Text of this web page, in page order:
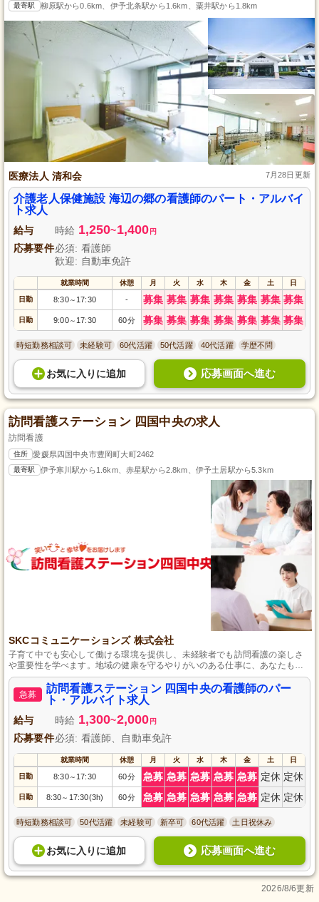
最寄駅 柳原駅から0.6km、伊予北条駅から1.6km、粟井駅から1.8km
医療法人 清和会 7月28日更新
介護老人保健施設 海辺の郷の看護師のパート・アルバイ
ト求人
給与 時給 1,250~1,400 円
応募要件必須: 看護師
歓迎: 自動車免許
就業時間 休憩 月 火 水 木 金 土 日
日勤 8:30～ 17:30 - 募集 募集 募集 募集 募集 募集 募集
日勤 9:00～ 17:30 60分 募集 募集 募集 募集 募集 募集 募集
時短勤務相談可 未経験可 60代活躍 50代活躍 40代活躍 学歴不問
お気に入り に追加 応募画面へ進む
訪問看護ステーション 四国中央の求人
訪問看護
住所 愛媛県四国中央市豊岡町大町2462
最寄駅 伊予寒川駅から1.6km、赤星駅から2.8km、伊予土居駅から5.3km
SKCコミュニケーションズ 株式会社
子育て中でも安心して働ける環境を提供し、未経験者でも訪問看護の楽しさ
や重要性を学べます。地域の健康を守るやりがいのある仕事に、あなたも挑
戦してみませんか？
急募
訪問看護ステーション 四国中央の看護師のパー
ト・アルバイト求人
給与 時給 1,300~2,000 円
応募要件必須: 看護師、自動車免許
就業時間 休憩 月 火 水 木 金 土 日
日勤 8:30～ 17:30 60分 急募 急募 急募 急募 急募 定休 定休
日勤 8:30～ 17:30(3h) 60分 急募 急募 急募 急募 急募 定休 定休
時短勤務相談可 50代活躍 未経験可 新卒可 60代活躍 土日祝休み
お気に入り に追加 応募画面へ進む
2026/8/6更新